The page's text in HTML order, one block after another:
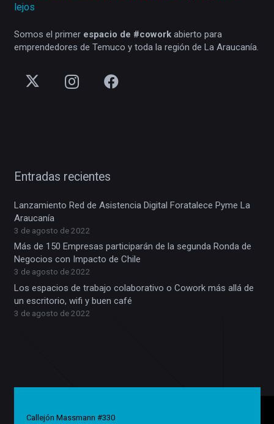
lejos
Somos el primer espacio de #coworkabierto para
emprendedores de Temuco y toda la región de La Araucanía.
Entradas recientes
Lanzamiento Red de Asistencia Digital Foratalece Pyme La
Araucanía
3 de agosto de 2022
Más de 150 Empresas participarán de la segunda Ronda de
Negocios con Impacto de Chile
3 de agosto de 2022
Los espacios de trabajo colaborativo o Cowork más allá de
un escritorio, wifi y buen café
3 de agosto de 2022
Callejón Massmann #330